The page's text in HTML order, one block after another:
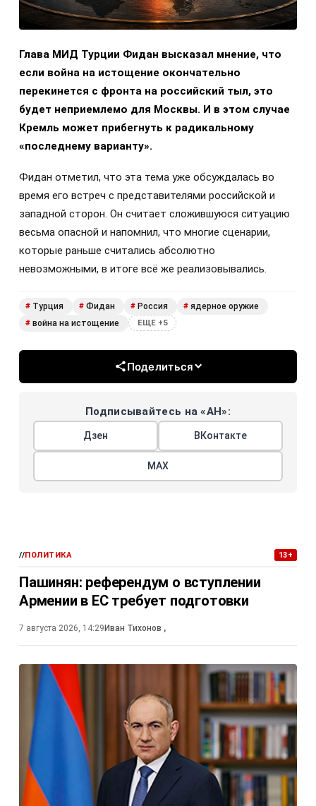
Глава МИД Турции Фидан высказал мнение, что
если война на истощение окончательно
перекинется с фронта на российский тыл, это
будет неприемлемо для Москвы. И в этом случае
Кремль может прибегнуть к радикальному
«последнему варианту».
Фидан отметил, что эта тема уже обсуждалась во
время его встреч с представителями российской и
западной сторон. Он считает сложившуюся ситуацию
весьма опасной и напомнил, что многие сценарии,
которые раньше считались абсолютно
невозможными, в итоге всё же реализовывались.
# Турция # Фидан # Россия # ядерное оружие
# война на истощение ЕЩЕ +5
Поделиться
Подписывайтесь на «АН»:
Дзен ВКонтакте
МАХ
//ПОЛИТИКА 13+
Пашинян: референдум о вступлении
Армении в ЕС требует подготовки
7 августа 2026, 14:29Иван Тихонов ,